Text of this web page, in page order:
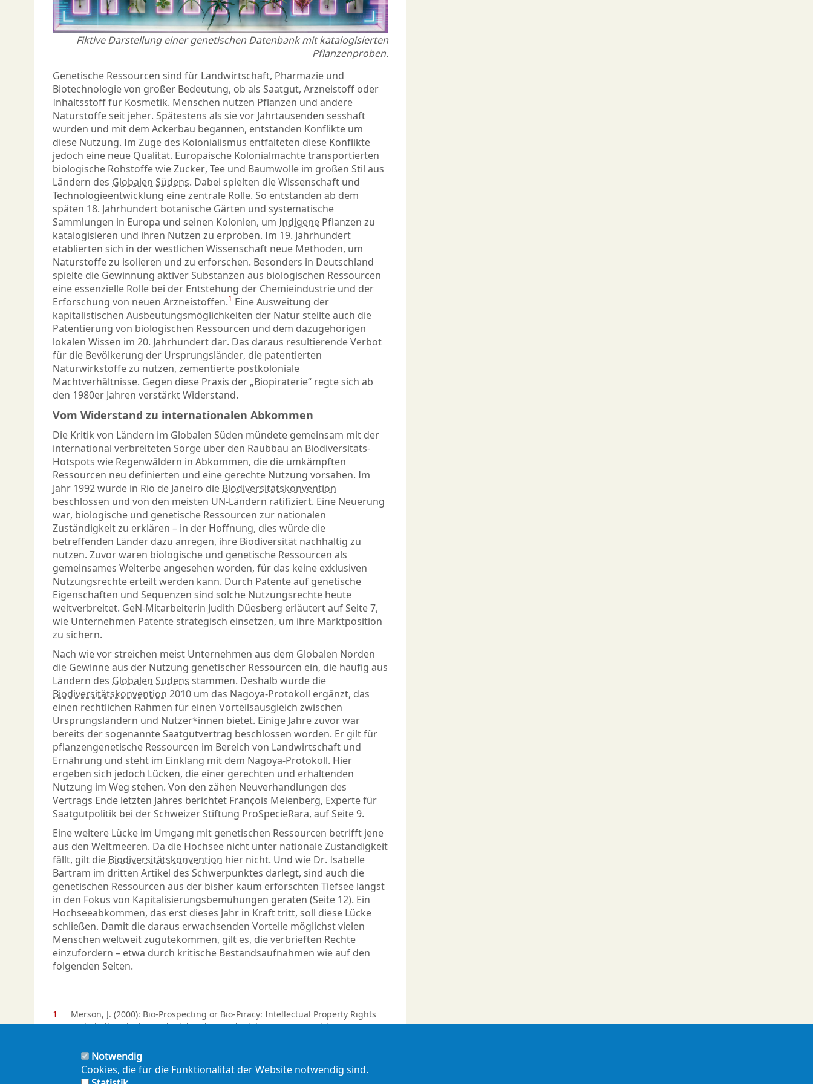
Fiktive Darstellung einer genetischen Datenbank mit katalogisierten
Pflanzenproben.
Genetische Ressourcen sind für Landwirtschaft, Pharmazie und
Biotechnologie von großer Bedeutung, ob als Saatgut, Arzneistoff oder
Inhaltsstoff für Kosmetik. Menschen nutzen Pflanzen und andere
Naturstoffe seit jeher. Spätestens als sie vor Jahrtausenden sesshaft
wurden und mit dem Ackerbau begannen, entstanden Konflikte um
diese Nutzung. Im Zuge des Kolonialismus entfalteten diese Konflikte
jedoch eine neue Qualität. Europäische Kolonialmächte transportierten
biologische Rohstoffe wie Zucker, Tee und Baumwolle im großen Stil aus
Ländern des Globalen Südens. Dabei spielten die Wissenschaft und
Technologieentwicklung eine zentrale Rolle. So entstanden ab dem
späten 18. Jahrhundert botanische Gärten und systematische
Sammlungen in Europa und seinen Kolonien, um Indigene Pflanzen zu
katalogisieren und ihren Nutzen zu erproben. Im 19. Jahrhundert
etablierten sich in der westlichen Wissenschaft neue Methoden, um
Naturstoffe zu isolieren und zu erforschen. Besonders in Deutschland
spielte die Gewinnung aktiver Substanzen aus biologischen Ressourcen
eine essenzielle Rolle bei der Entstehung der Chemieindustrie und der
Erforschung von neuen Arzneistoffen.1 Eine Ausweitung der
kapitalistischen Ausbeutungsmöglichkeiten der Natur stellte auch die
Patentierung von biologischen Ressourcen und dem dazugehörigen
lokalen Wissen im 20. Jahrhundert dar. Das daraus resultierende Verbot
für die Bevölkerung der Ursprungsländer, die patentierten
Naturwirkstoffe zu nutzen, zementierte postkoloniale
Machtverhältnisse. Gegen diese Praxis der „Biopiraterie“ regte sich ab
den 1980er Jahren verstärkt Widerstand.
Vom Widerstand zu internationalen Abkommen
Die Kritik von Ländern im Globalen Süden mündete gemeinsam mit der
international verbreiteten Sorge über den Raubbau an Biodiversitäts-
Hotspots wie Regenwäldern in Abkommen, die die umkämpften
Ressourcen neu definierten und eine gerechte Nutzung vorsahen. Im
Jahr 1992 wurde in Rio de Janeiro die Biodiversitätskonvention
beschlossen und von den meisten UN-Ländern ratifiziert. Eine Neuerung
war, biologische und genetische Ressourcen zur nationalen
Zuständigkeit zu erklären – in der Hoffnung, dies würde die
betreffenden Länder dazu anregen, ihre Biodiversität nachhaltig zu
nutzen. Zuvor waren biologische und genetische Ressourcen als
gemeinsames Welterbe angesehen worden, für das keine exklusiven
Nutzungsrechte erteilt werden kann. Durch Patente auf genetische
Eigenschaften und Sequenzen sind solche Nutzungsrechte heute
weitverbreitet. GeN-Mitarbeiterin Judith Düesberg erläutert auf Seite 7,
wie Unternehmen Patente strategisch einsetzen, um ihre Marktposition
zu sichern.
Nach wie vor streichen meist Unternehmen aus dem Globalen Norden
die Gewinne aus der Nutzung genetischer Ressourcen ein, die häufig aus
Ländern des Globalen Südens stammen. Deshalb wurde die
Biodiversitätskonvention 2010 um das Nagoya-Protokoll ergänzt, das
einen rechtlichen Rahmen für einen Vorteilsausgleich zwischen
Ursprungsländern und Nutzer*innen bietet. Einige Jahre zuvor war
bereits der sogenannte Saatgutvertrag beschlossen worden. Er gilt für
pflanzengenetische Ressourcen im Bereich von Landwirtschaft und
Ernährung und steht im Einklang mit dem Nagoya-Protokoll. Hier
ergeben sich jedoch Lücken, die einer gerechten und erhaltenden
Nutzung im Weg stehen. Von den zähen Neuverhandlungen des
Vertrags Ende letzten Jahres berichtet François Meienberg, Experte für
Saatgutpolitik bei der Schweizer Stiftung ProSpecieRara, auf Seite 9.
Eine weitere Lücke im Umgang mit genetischen Ressourcen betrifft jene
aus den Weltmeeren. Da die Hochsee nicht unter nationale Zuständigkeit
fällt, gilt die Biodiversitätskonvention hier nicht. Und wie Dr. Isabelle
Bartram im dritten Artikel des Schwerpunktes darlegt, sind auch die
genetischen Ressourcen aus der bisher kaum erforschten Tiefsee längst
in den Fokus von Kapitalisierungsbemühungen geraten (Seite 12). Ein
Hochseeabkommen, das erst dieses Jahr in Kraft tritt, soll diese Lücke
schließen. Damit die daraus erwachsenden Vorteile möglichst vielen
Menschen weltweit zugutekommen, gilt es, die verbrieften Rechte
einzufordern – etwa durch kritische Bestandsaufnahmen wie auf den
folgenden Seiten.
1
Merson, J. (2000): Bio-Prospecting or Bio-Piracy: Intellectual Property Rights
and Biodiversity in a Colonial and Postcolonial Context. In: Osiris, 15, S.282–
Notwendig
Cookies, die für die Funktionalität der Website notwendig sind.